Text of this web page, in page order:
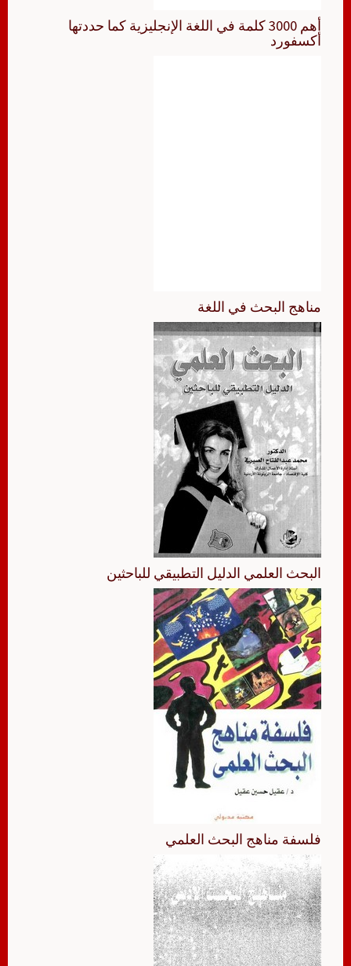
أهم 3000 كلمة في اللغة الإنجليزية كما حددتها
أكسفورد
مناهج البحث في اللغة
البحث العلمي الدليل التطبيقي للباحثين
فلسفة مناهج البحث العلمي